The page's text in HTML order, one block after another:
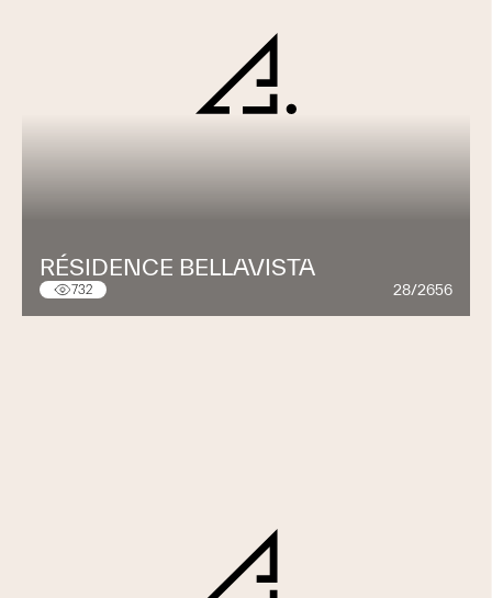
RÉSIDENCE BELLAVISTA
732 28/2656